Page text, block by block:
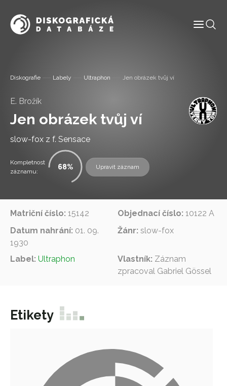
Diskografie
Osoby
Kontakt
Diskografie Labely Ultraphon Jen obrázek tvůj ví
E. Brožík
Jen obrázek tvůj ví
slow-fox z f. Sensace
Kompletnost
záznamu:
68 Upravit záznam
Matriční číslo: 15142 Objednací číslo: 10122 A
Datum nahrání: 01. 09.
1930
Žánr: slow-fox
Label: Ultraphon Vlastník: Záznam
zpracoval Gabriel Gössel
Etikety